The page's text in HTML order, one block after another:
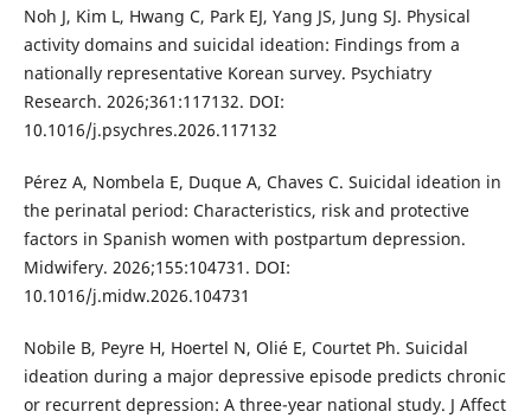
Noh J, Kim L, Hwang C, Park EJ, Yang JS, Jung SJ. Physical
activity domains and suicidal ideation: Findings from a
nationally representative Korean survey. Psychiatry
Research. 2026;361:117132. DOI:
10.1016/j.psychres.2026.117132
Pérez A, Nombela E, Duque A, Chaves C. Suicidal ideation in
the perinatal period: Characteristics, risk and protective
factors in Spanish women with postpartum depression.
Midwifery. 2026;155:104731. DOI:
10.1016/j.midw.2026.104731
Nobile B, Peyre H, Hoertel N, Olié E, Courtet Ph. Suicidal
ideation during a major depressive episode predicts chronic
or recurrent depression: A three-year national study. J Affect